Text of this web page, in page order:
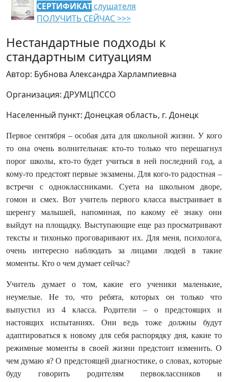
СЕРТИФИКАТ слушателя
ПОЛУЧИТЬ СЕЙЧАС >>>
Нестандартные подходы к
стандартным ситуациям
Автор: Бубнова Александра Харлампиевна
Организация: ДРУМЦПССО
Населенный пункт: Донецкая область, г. Донецк
Первое сентября – особая дата для школьной жизни. У кого
то она очень волнительная: кто-то только что перешагнул
порог школы, кто-то будет учиться в ней последний год, а
кому-то предстоят первые экзамены. Для кого-то радостная –
встречи с одноклассниками. Суета на школьном дворе,
гомон и смех. Вот учитель первого класса выстраивает в
шеренгу малышей, напоминая, по какому её знаку они
выйдут на площадку. Выступающие еще раз просматривают
тексты и тихонько проговаривают их. Для меня, психолога,
очень интересно наблюдать за лицами людей в такие
моменты. Кто о чем думает сейчас?
Учитель думает о том, какие его ученики маленькие,
неумелые. Не то, что ребята, которых он только что
выпустил из 4 класса. Родители – о предстоящих и
настоящих испытаниях. Они ведь тоже должны будут
адаптироваться к новому для себя распорядку дня, какие то
режимные моменты в своей жизни предстоит изменить. О
чем думаю я? О предстоящей диагностике, о словах, которые
буду говорить родителям первоклассников и